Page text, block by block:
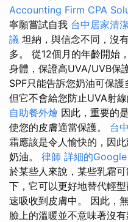
Accounting Firm CPA
寧願嘗試自我 台中居家清
議 坦納，與信念不同，沒
多。 從12個月的年齡開始
身體，保證高UVA/UVB保
SPF只能告訴您奶油可保
但它不會給您防止UVA射線
自助餐外燴 因此，重要的
使您的皮膚適當保護。 台
霜應該是令人愉快的，因
奶油。 律師 詳細的
於某些人來說，某些乳霜
下，它可以更好地替代輕
速吸收到皮膚中。 因此，
臉上的溫暖並不意味著沒